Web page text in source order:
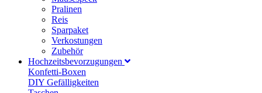
Pralinen
Reis
Sparpaket
Verkostungen
Zubehör
Hochzeitsbevorzugungen
Konfetti-Boxen
DIY Gefälligkeiten